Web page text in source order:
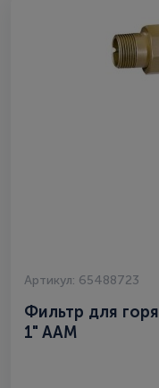
Артикул: 65488723
Фильтр для
1" AAM